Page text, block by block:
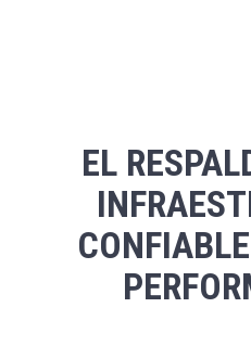
EL